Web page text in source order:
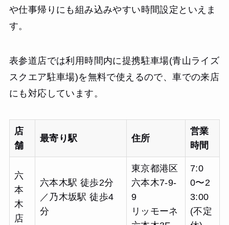
や仕事帰りにも組み込みやすい時間設定といえま
す。
表参道店では利用時間内に提携駐車場(青山ライズ
スクエア駐車場)を無料で使えるので、車での来店
にも対応しています。
店
舗
最寄り駅 住所
営業
時間
六
本
木
店
六本木駅 徒歩2分
／乃木坂駅 徒歩4
分
東京都港区
六本木7-9-
9
リッモーネ
7:0
0〜2
3:00
(不定